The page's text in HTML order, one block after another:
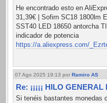
He encontrado esto en
31,39€ | Sofirn SC18 1800lm
SST40 LED 18650 antorcha
indicador de potencia
https://a.aliexpress.com/
07 Ago 2025 19:13 por Ramiro AS
Re: ¡¡¡¡¡ HILO
Si tenéis bastantes monedas